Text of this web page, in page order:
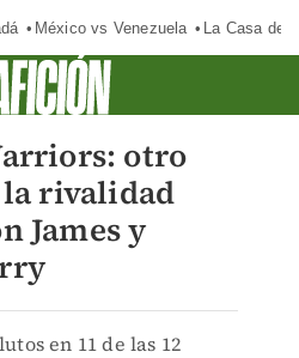
México vs Venezuela La Casa de
otro
rivalidad
James y
en 11 de las 12